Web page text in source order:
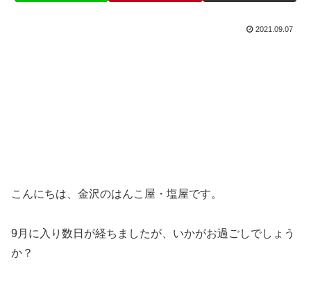
2021.09.07
こんにちは、金沢のはんこ屋・塩屋です。
9月に入り数日が経ちましたが、いかがお過ごしでしょう
か？